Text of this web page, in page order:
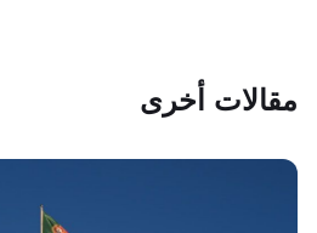
مقالات أخرى